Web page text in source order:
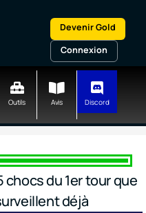
Devenir Gold
Connexion
Outils Avis Discord
du 1er tour que
déjà